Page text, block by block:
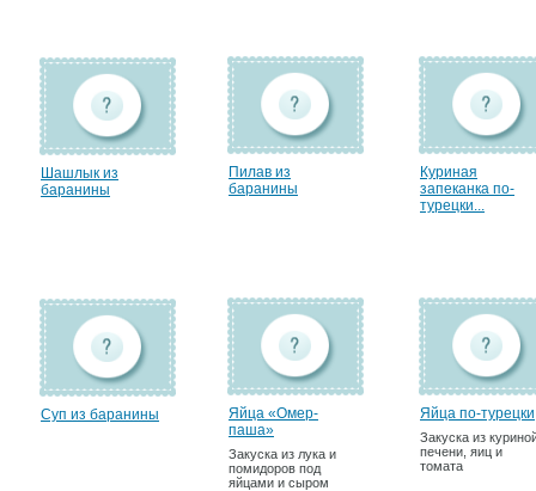
Шашлык из
баранины
Пилав из
баранины
Куриная
запеканка по-
турецки...
Суп из баранины
Яйца «Омер-
паша»
Закуска из лука и
помидоров под
яйцами и сыром
Яйца по-турецки
Закуска из
печени, яиц и
томата